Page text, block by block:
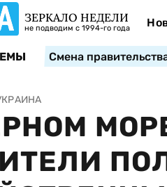
ЗЕРКАЛО НЕДЕЛИ
не подводим с 1994-го года
Смена